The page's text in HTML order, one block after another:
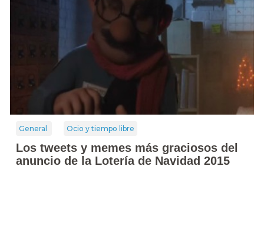
General Ocio y tiempo libre
Los tweets y memes más graciosos del
anuncio de la Lotería de Navidad 2015